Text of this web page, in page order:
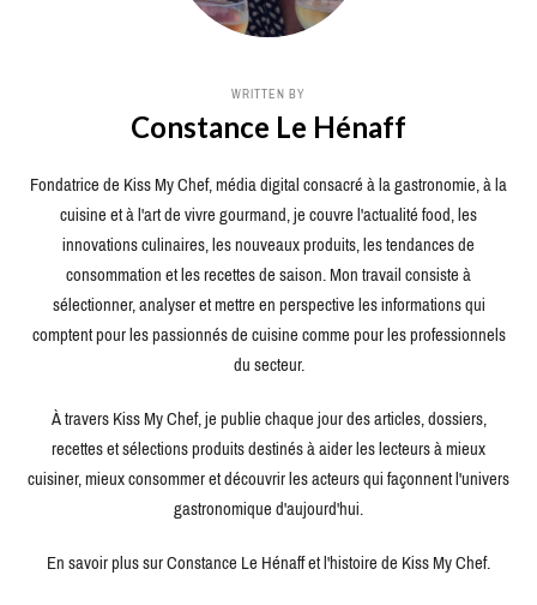
WRITTEN BY
Constance Le Hénaff
Fondatrice de Kiss My Chef, média digital consacré à la gastronomie, à la
cuisine et à l'art de vivre gourmand, je couvre l'actualité food, les
innovations culinaires, les nouveaux produits, les tendances de
consommation et les recettes de saison. Mon travail consiste à
sélectionner, analyser et mettre en perspective les informations qui
comptent pour les passionnés de cuisine comme pour les professionnels
du secteur.
À travers Kiss My Chef, je publie chaque jour des articles, dossiers,
recettes et sélections produits destinés à aider les lecteurs à mieux
cuisiner, mieux consommer et découvrir les acteurs qui façonnent l'univers
gastronomique d'aujourd'hui.
En savoir plus sur Constance Le Hénaff et l'histoire de Kiss My Chef.